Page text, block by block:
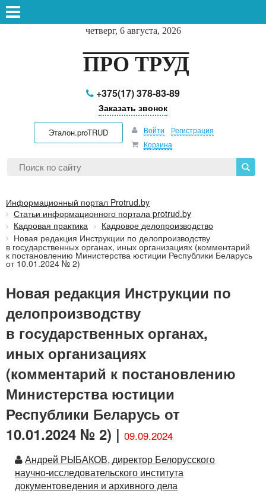
четверг, 6 августа, 2026
ПРО ТРУД
+375(17) 378-83-89
Заказать звонок
Эталон.proTRUD Войти
Регистрация
Корзина
Информационный портал Protrud.by
Статьи информационного портала protrud.by
Кадровая практика
Кадровое делопроизводство
Новая редакция Инструкции по делопроизводству
в государственных органах, иных организациях (комментарий
к постановлению Министерства юстиции Республики Беларусь
от 10.01.2024 № 2)
Новая редакция Инструкции по
делопроизводству
в государственных органах,
иных организациях
(комментарий к постановлению
Министерства юстиции
Республики Беларусь от
10.01.2024 № 2) | 09.09.2024
Автор
Андрей РЫБАКОВ, директор Белорусского
научно-исследовательского института
документоведения и архивного дела